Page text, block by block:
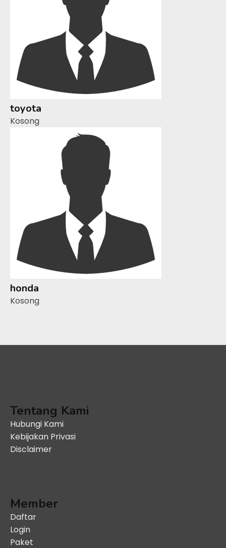
toyota
Kosong
honda
Kosong
Tentang Kami
Hubungi Kami
Kebijakan Privasi
Disclaimer
Member
Daftar
Login
Paket